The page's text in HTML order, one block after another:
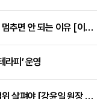
팔 들기 어려운 오십견, 통증 줄었다고 운동 멈추면 안 되는 이유 [이병욱 원장 칼럼]
라피’ 운영
손발 다한증 보톡스, 시술 전 원인과 적용 범위 살펴야 [강윤일 원장 칼럼]